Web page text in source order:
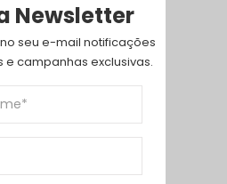
Litígios
de setembro de 2026
Newsletter
seu e-mail notificações
campanhas exclusivas.